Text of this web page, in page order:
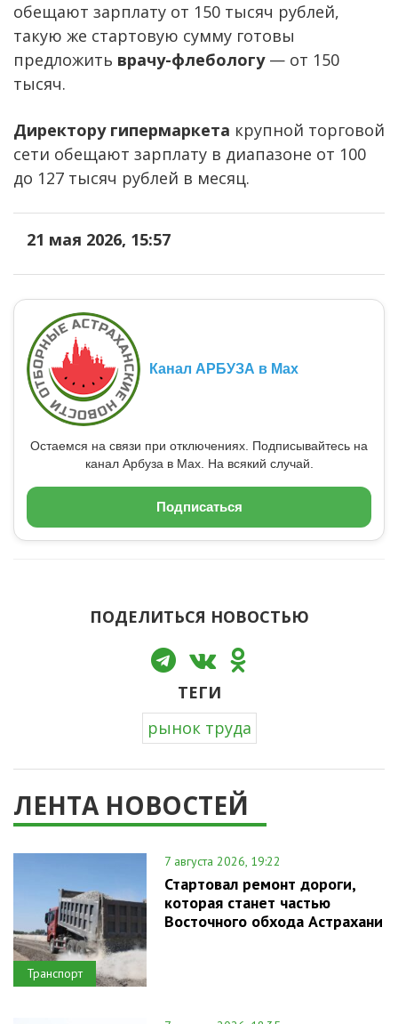
обещают зарплату от 150 тысяч рублей,
такую же стартовую сумму готовы
предложить врачу-флебологу— от 150
тысяч.
Директору гипермаркета крупной торговой
сети обещают зарплату в диапазоне от 100
до 127 тысяч рублей в месяц.
21 мая 2026, 15:57
Канал АРБУЗА в Max
Остаемся на связи при отключениях. Подписывайтесь на
канал Арбуза в Max. На всякий случай.
Подписаться
ПОДЕЛИТЬСЯ НОВОСТЬЮ
ТЕГИ
рынок труда
ЛЕНТА НОВОСТЕЙ
Транспорт
7 августа 2026, 19:22
Стартовал ремонт дороги,
которая станет частью
Восточного обхода Астрахани